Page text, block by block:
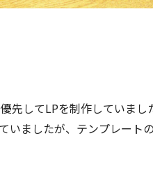
先してLPを制作していまし
いましたが、テンプレート